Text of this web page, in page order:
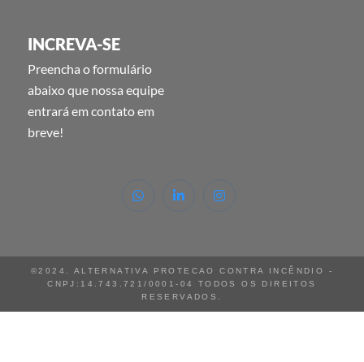
INCREVA-SE
Preencha o formulário
abaixo que nossa equipe
entrará em contato em
breve!
©2024. ALTERNATIVA PROTECAO CONTRA INCÊNDIO -
CNPJ:14.743.721/0001-04 TODOS OS DIREITOS
RESERVADOS.